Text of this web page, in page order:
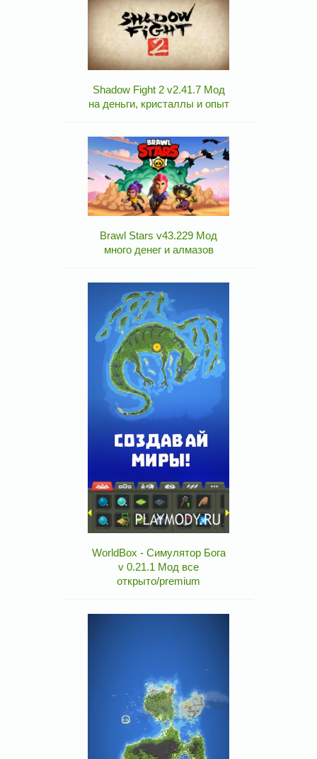
Shadow Fight 2 v2.41.7 Мод
на деньги, кристаллы и опыт
Brawl Stars v43.229 Мод
много денег и алмазов
WorldBox - Симулятор Бога
v 0.21.1 Мод все
открыто/premium